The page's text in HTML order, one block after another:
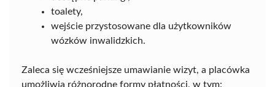
toalety,
wejście przystosowane dla użytkowników
wózków inwalidzkich.
Zaleca się wcześniejsze umawianie wizyt, a placówka
umożliwia różnorodne formy płatności, w tym: